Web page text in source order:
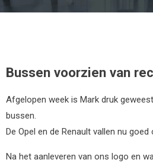
Bussen voorzien van
Afgelopen week is Mark druk
bussen.
De Opel en de Renault vallen nu goed
Na het aanleveren van ons logo en